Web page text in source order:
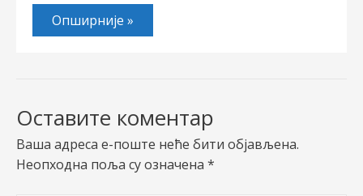
Опширније »
Оставите коментар
Ваша адреса е-поште неће бити објављена.
Неопходна поља су означена *